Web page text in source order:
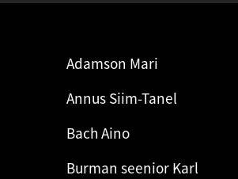
Adamson Mari
Annus Siim-Tanel
Bach Aino
Burman seenior Karl